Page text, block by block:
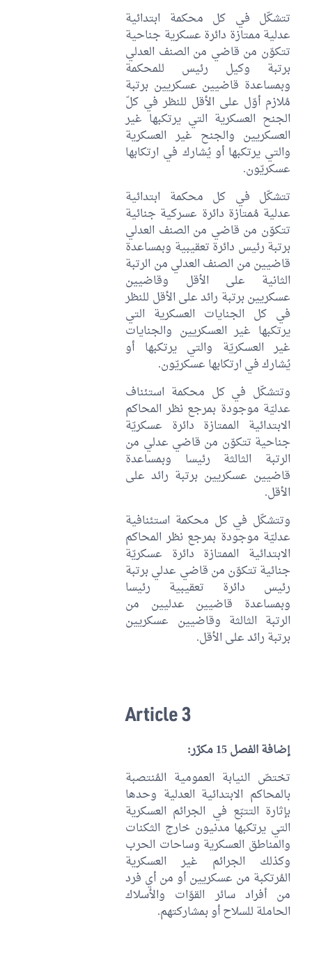
تتشكّل في كل محكمة ابتدائية
عدلية ممتازة دائرة عسكرية جناحية
تتكوّن من قاضي من الصنف العدلي
برتبة وكيل رئيس للمحكمة
وبمساعدة قاضيين عسكريين برتبة
مُلازم أوّل على الأقل للنظر في كلّ
الجنح العسكرية التي يرتكبها غير
العسكريين والجنح غير العسكرية
والتي يرتكبها أو يُشارك في ارتكابها
عسكريّون.
تتشكّل في كل محكمة ابتدائية
عدلية مُمتازة دائرة عسركية جنائية
تتكوّن من قاضي من الصنف العدلي
برتبة رئيس دائرة تعقيبية وبمساعدة
قاضيين من الصنف العدلي من الرتبة
الثانية على الأقل وقاضيين
عسكريين برتبة رائد على الأقل للنظر
في كل الجنايات العسكرية التي
يرتكبها غير العسكريين والجنايات
غير العسكريّة والتي يرتكبها أو
يُشارك في ارتكابها عسكريّون.
وتتشكّل في كل محكمة استئناف
عدليّة موجودة بمرجع نظر المحاكم
الابتدائية الممتازة دائرة عسكريّة
جناحية تتكوّن من قاضي عدلي من
الرتبة الثالثة رئيسا وبمساعدة
قاضيين عسكريين برتبة رائد على
الأقل.
وتتشكّل في كل محكمة استئنافية
عدليّة موجودة بمرجع نظر المحاكم
الابتدائية الممتازة دائرة عسكريّة
جنائية تتكوّن من قاضي عدلي برتبة
رئيس دائرة تعقيبية رئيسا
وبمساعدة قاضيين عدليين من
الرتبة الثالثة وقاضيين عسكريين
برتبة رائد على الأقل.
Article 3
إضافة الفصل 15 مكرّر:
تختصّ النيابة العمومية المُنتصبة
بالمحاكم الابتدائية العدلية وحدها
بإثارة التتبّع في الجرائم العسكرية
التي يرتكبها مدنيون خارج الثكنات
والمناطق العسكرية وساحات الحرب
وكذلك الجرائم غير العسكرية
المُرتكبة من عسكريين أو من أي فرد
من أفراد سائر القوّات والأسلاك
الحاملة للسلاح أو بمشاركتهم.